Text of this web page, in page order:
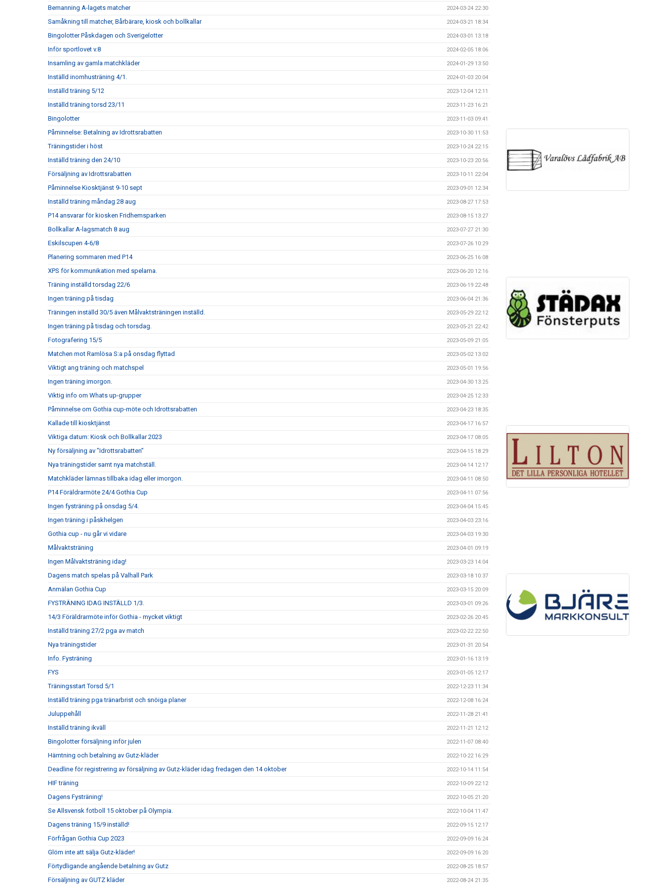
Bemanning A-lagets matcher 2024-03-24 22:30
Samåkning till matcher, Bårbärare, kiosk och bollkallar 2024-03-21 18:34
Bingolotter Påskdagen och Sverigelotter 2024-03-01 13:18
Inför sportlovet v.8 2024-02-05 18:06
Insamling av gamla matchkläder 2024-01-29 13:50
Inställd inomhusträning 4/1. 2024-01-03 20:04
Inställd träning 5/12 2023-12-04 12:11
Inställd träning torsd 23/11 2023-11-23 16:21
Bingolotter 2023-11-03 09:41
Påminnelse: Betalning av Idrottsrabatten 2023-10-30 11:53
Träningstider i höst 2023-10-24 22:15
Inställd träning den 24/10 2023-10-23 20:56
Försäljning av Idrottsrabatten 2023-10-11 22:04
Påminnelse Kiosktjänst 9-10 sept 2023-09-01 12:34
Inställd träning måndag 28 aug 2023-08-27 17:53
P14 ansvarar för kiosken Fridhemsparken 2023-08-15 13:27
Bollkallar A-lagsmatch 8 aug 2023-07-27 21:30
Eskilscupen 4-6/8 2023-07-26 10:29
Planering sommaren med P14 2023-06-25 16:08
XPS för kommunikation med spelarna. 2023-06-20 12:16
Träning inställd torsdag 22/6 2023-06-19 22:48
Ingen träning på tisdag 2023-06-04 21:36
Träningen inställd 30/5 även Målvaktsträningen inställd. 2023-05-29 22:12
Ingen träning på tisdag och torsdag. 2023-05-21 22:42
Fotografering 15/5 2023-05-09 21:05
Matchen mot Ramlösa S:a på onsdag flyttad 2023-05-02 13:02
Viktigt ang träning och matchspel 2023-05-01 19:56
Ingen träning imorgon. 2023-04-30 13:25
Viktig info om Whats up-grupper 2023-04-25 12:33
Påminnelse om Gothia cup-möte och Idrottsrabatten 2023-04-23 18:35
Kallade till kiosktjänst 2023-04-17 16:57
Viktiga datum: Kiosk och Bollkallar 2023 2023-04-17 08:05
Ny försäljning av ”Idrottsrabatten” 2023-04-15 18:29
Nya träningstider samt nya matchställ. 2023-04-14 12:17
Matchkläder lämnas tillbaka idag eller imorgon. 2023-04-11 08:50
P14 Föräldrarmöte 24/4 Gothia Cup 2023-04-11 07:56
Ingen fysträning på onsdag 5/4. 2023-04-04 15:45
Ingen träning i påskhelgen 2023-04-03 23:16
Gothia cup - nu går vi vidare 2023-04-03 19:30
Målvaktsträning 2023-04-01 09:19
Ingen Målvaktsträning idag! 2023-03-23 14:04
Dagens match spelas på Valhall Park 2023-03-18 10:37
Anmälan Gothia Cup 2023-03-15 20:09
FYSTRÄNING IDAG INSTÄLLD 1/3. 2023-03-01 09:26
14/3 Föräldrarmöte inför Gothia - mycket viktigt 2023-02-26 20:45
Inställd träning 27/2 pga av match 2023-02-22 22:50
Nya träningstider 2023-01-31 20:54
Info. Fysträning 2023-01-16 13:19
FYS 2023-01-05 12:17
Träningsstart Torsd 5/1 2022-12-23 11:34
Inställd träning pga tränarbrist och snöiga planer 2022-12-08 16:24
Juluppehåll 2022-11-28 21:41
Inställd träning ikväll 2022-11-21 12:12
Bingolotter försäljning inför julen 2022-11-07 08:40
Hämtning och betalning av Gutz-kläder 2022-10-22 16:29
Deadline för registrering av försäljning av Gutz-kläder idag fredagen den 14 oktober 2022-10-14 11:54
HIF träning 2022-10-09 22:12
Dagens Fysträning! 2022-10-05 21:20
Se Allsvensk fotboll 15 oktober på Olympia. 2022-10-04 11:47
Dagens träning 15/9 inställd! 2022-09-15 12:17
Förfrågan Gothia Cup 2023 2022-09-09 16:24
Glöm inte att sälja Gutz-kläder! 2022-09-09 16:20
Förtydligande angående betalning av Gutz 2022-08-25 18:57
Försäljning av GUTZ kläder 2022-08-24 21:35